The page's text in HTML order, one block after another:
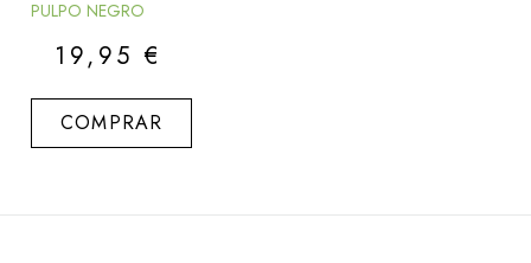
PULPO NEGRO
19,95€
COMPRAR